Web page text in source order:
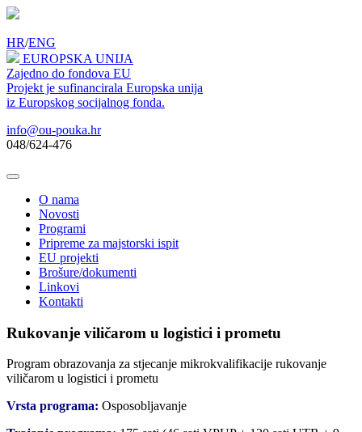
HR/ENG
EUROPSKA UNIJA
Zajedno do fondova EU
Projekt je sufinancirala Europska unija
iz Europskog socijalnog fonda.
info@ou-pouka.hr
048/624-476
O nama
Novosti
Programi
Pripreme za majstorski ispit
EU projekti
Brošure/dokumenti
Linkovi
Kontakti
Rukovanje viličarom u logistici i prometu
Program obrazovanja za stjecanje mikrokvalifikacije rukovanje
viličarom u logistici i prometu
Vrsta programa: Osposobljavanje